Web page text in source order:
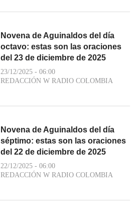
Novena de Aguinaldos del día
octavo: estas son las oraciones
del 23 de diciembre de 2025
23/12/2025 - 06:00
REDACCIÓN W RADIO COLOMBIA
Novena de Aguinaldos del día
séptimo: estas son las oraciones
del 22 de diciembre de 2025
22/12/2025 - 06:00
REDACCIÓN W RADIO COLOMBIA